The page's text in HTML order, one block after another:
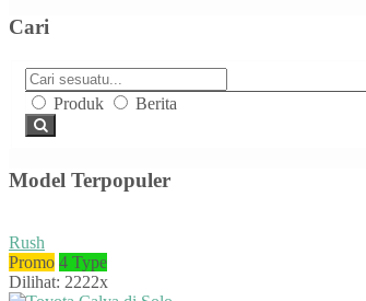
Cari
Produk Berita
Model Terpopuler
Rush
Promo 4 Type
Dilihat: 2222x